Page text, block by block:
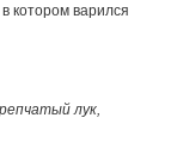
котором варился
лук,